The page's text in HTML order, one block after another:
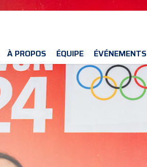
À PROPOS ÉQUIPE ÉVÉNEMENTS